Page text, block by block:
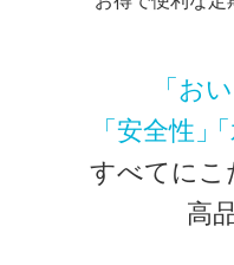
「お
「安全性」
すべてにこ
高